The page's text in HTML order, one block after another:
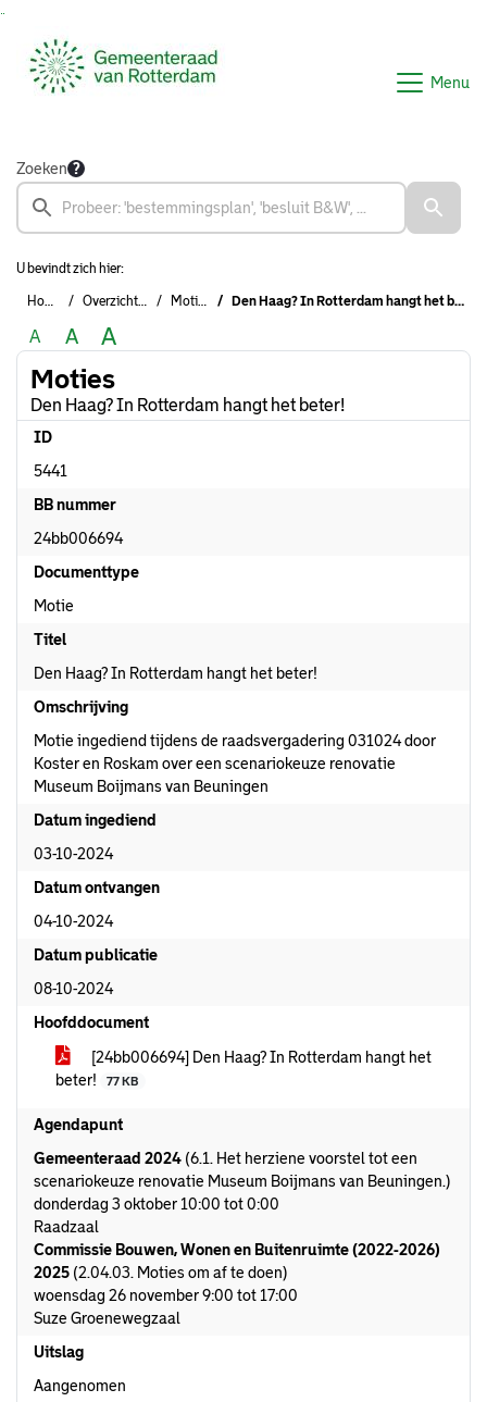
Menu
Zoeken
U bevindt zich hier:
Home Overzichten Moties Den Haag? In Rotterdam hangt het beter!
A A A
Moties
Den Haag? In Rotterdam hangt het beter!
ID
5441
BB nummer
24bb006694
Documenttype
Motie
Titel
Den Haag? In Rotterdam hangt het beter!
Omschrijving
Motie ingediend tijdens de raadsvergadering 031024 door
Koster en Roskam over een scenariokeuze renovatie
Museum Boijmans van Beuningen
Datum ingediend
03-10-2024
Datum ontvangen
04-10-2024
Datum publicatie
08-10-2024
Hoofddocument
[24bb006694] Den Haag? In Rotterdam hangt het
beter!
77 KB
Agendapunt
Gemeenteraad 2024 (6.1. Het herziene voorstel tot een
scenariokeuze renovatie Museum Boijmans van Beuningen.)
donderdag 3 oktober 10:00 tot 0:00
Raadzaal
Commissie Bouwen, Wonen en Buitenruimte (2022-2026)
2025 (2.04.03. Moties om af te doen)
woensdag 26 november 9:00 tot 17:00
Suze Groenewegzaal
Uitslag
Aangenomen